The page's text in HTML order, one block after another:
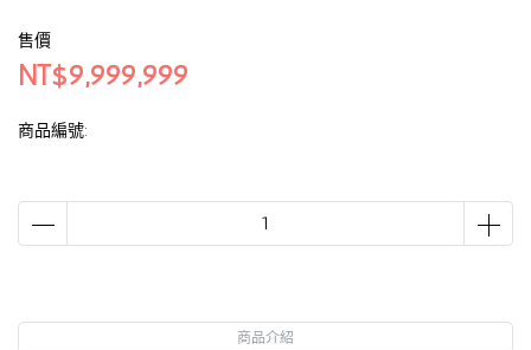
售價
NT$9,999,999
商品編號:
商品介紹